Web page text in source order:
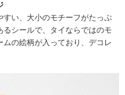
い、大小のモチーフがたっぷ
シールで、タイならではのモ
の絵柄が入っており、デコレ